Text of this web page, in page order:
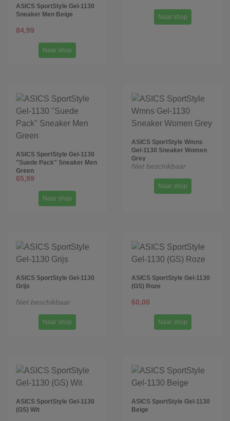
ASICS SportStyle Gel-1130
Sneaker Men Beige
84,99
Naar shop
Naar shop
ASICS SportStyle Gel-1130
"Suede Pack" Sneaker Men
Green
65,99
Naar shop
ASICS SportStyle Wmns
Gel-1130 Sneaker Women
Grey
Niet beschikbaar
Naar shop
ASICS SportStyle Gel-1130
Grijs
Niet beschikbaar
Naar shop
ASICS SportStyle Gel-1130
(GS) Roze
60,00
Naar shop
ASICS SportStyle Gel-1130
(GS) Wit
ASICS SportStyle Gel-1130
Beige